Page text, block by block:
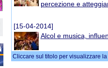
[05-08-2016]
patologie cardiache:
[02-08-2016]
Possibile il recupero
dopamina se si
percezione e
[15-04-2014]
Alcol e musica,
Cliccare sul titolo per visualizzare